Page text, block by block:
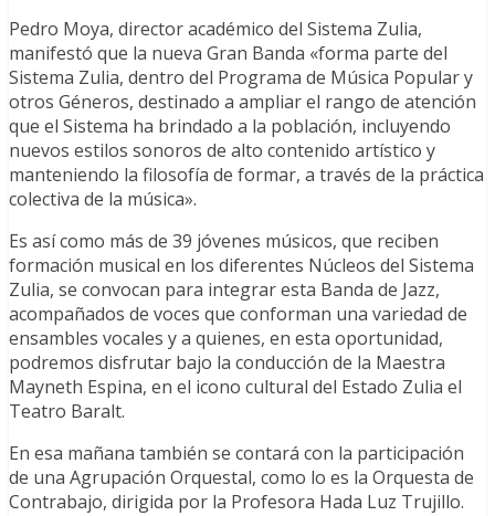
Pedro Moya, director académico del Sistema Zulia,
manifestó que la nueva Gran Banda «forma parte del
Sistema Zulia, dentro del Programa de Música Popular y
otros Géneros, destinado a ampliar el rango de atención
que el Sistema ha brindado a la población, incluyendo
nuevos estilos sonoros de alto contenido artístico y
manteniendo la filosofía de formar, a través de la práctica
colectiva de la música».
Es así como más de 39 jóvenes músicos, que reciben
formación musical en los diferentes Núcleos del Sistema
Zulia, se convocan para integrar esta Banda de Jazz,
acompañados de voces que conforman una variedad de
ensambles vocales y a quienes, en esta oportunidad,
podremos disfrutar bajo la conducción de la Maestra
Mayneth Espina, en el icono cultural del Estado Zulia el
Teatro Baralt.
En esa mañana también se contará con la participación
de una Agrupación Orquestal, como lo es la Orquesta de
Contrabajo, dirigida por la Profesora Hada Luz Trujillo.